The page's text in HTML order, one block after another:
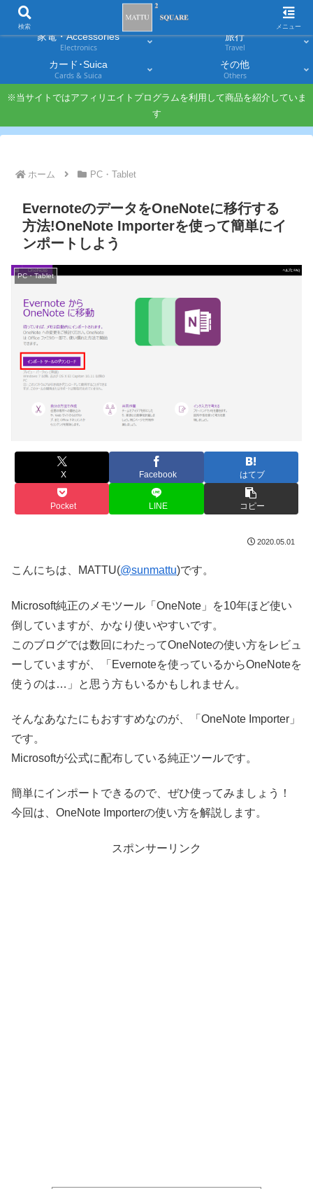
家電・Accessories
Electronics
旅行
Travel
カード･Suica
Cards & Suica
その他
Others
※当サイトではアフィリエイトプログラムを利用して商品を紹介していま
す
ホーム PC・Tablet
EvernoteのデータをOneNoteに移行する
方法!OneNote Importerを使って簡単にイ
ンポートしよう
PC・Tablet
X Facebook はてブ
Pocket LINE コピー
2020.05.01
こんにちは、MATTU(@sunmattu)です。
Microsoft純正のメモツール「OneNote」を10年ほど使い
倒していますが、かなり使いやすいです。
このブログでは数回にわたってOneNoteの使い方をレビュ
ーしていますが、「Evernoteを使っているからOneNoteを
使うのは…」と思う方もいるかもしれません。
そんなあなたにもおすすめなのが、「OneNote Importer」
です。
Microsoftが公式に配布している純正ツールです。
簡単にインポートできるので、ぜひ使ってみましょう！
今回は、OneNote Importerの使い方を解説します。
スポンサーリンク
検索 メニュー